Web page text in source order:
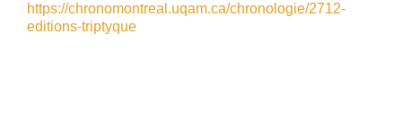
https://chronomontreal.uqam.ca/chronologie/2712-
editions-triptyque